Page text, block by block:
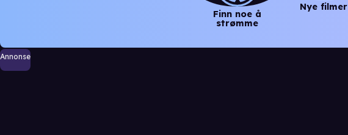
Finn noe å
strømme
Nye filmer
Annonse